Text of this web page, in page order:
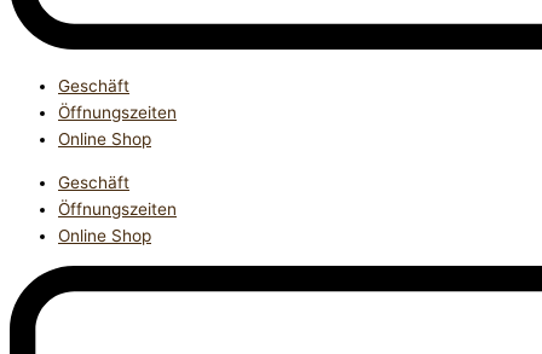
Geschäft
Öffnungszeiten
Online Shop
Geschäft
Öffnungszeiten
Online Shop